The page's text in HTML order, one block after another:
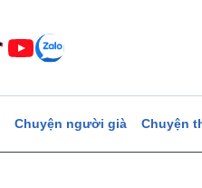
Chuyện người già Chuyện